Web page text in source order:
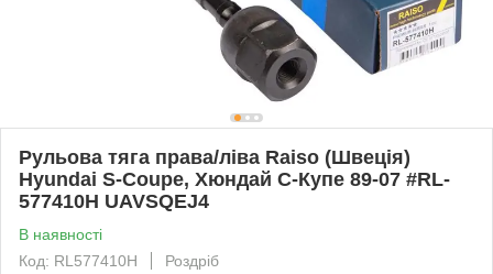
Рульова тяга права/ліва Raiso (Швеція)
Hyundai S-Coupe, Хюндай С-Купе 89-07 #RL-
577410H UAVSQEJ4
В наявності
Код: RL577410H
Роздріб